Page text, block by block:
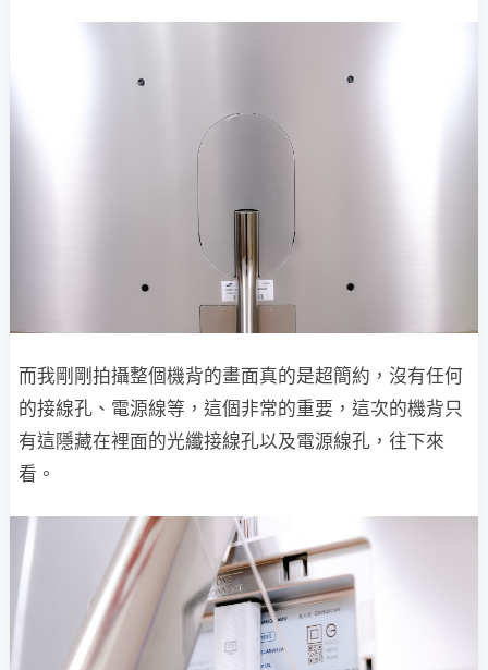
而我剛剛拍攝整個機背的畫面真的是超簡約，沒有任何
的接線孔、電源線等，這個非常的重要，這次的機背只
有這隱藏在裡面的光纖接線孔以及電源線孔，往下來
看。